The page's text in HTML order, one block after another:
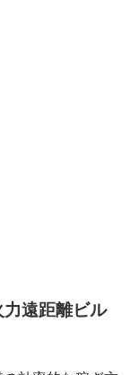
遠距離ビル